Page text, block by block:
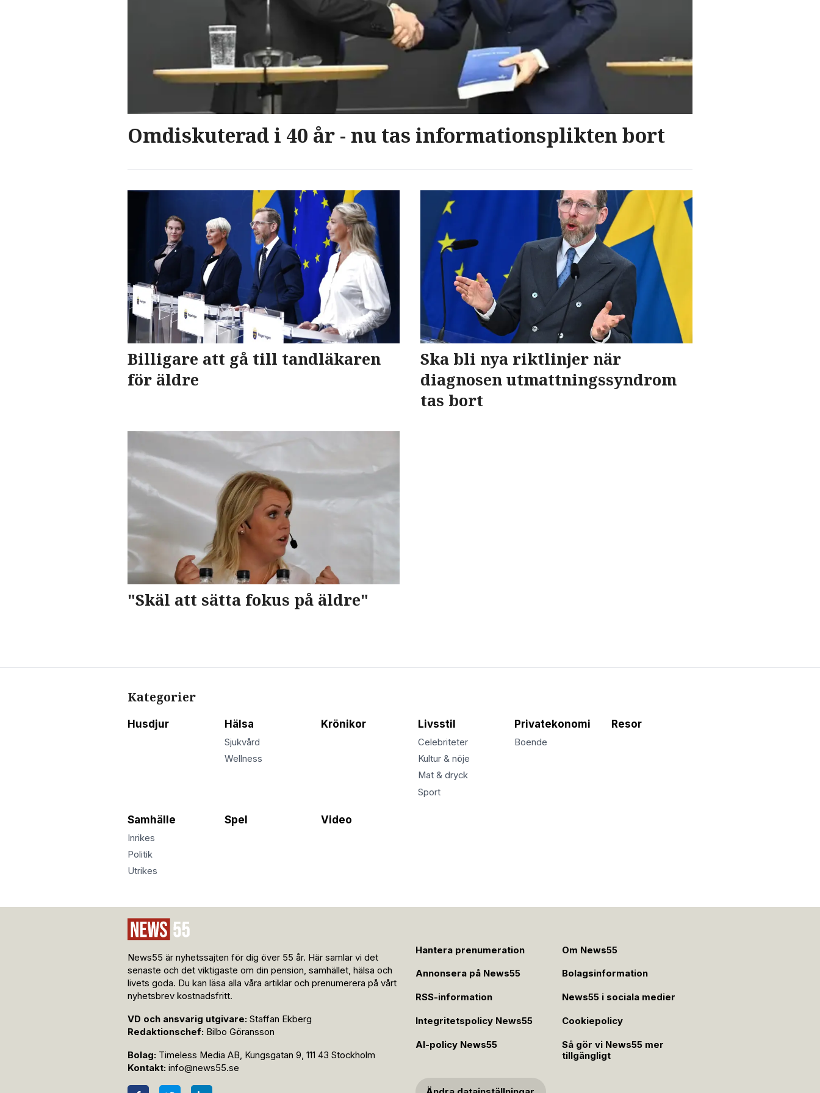
Omdiskuterad i 40 år - nu tas informationsplikten bort
Billigare att gå till tandläkaren
för äldre
Ska bli nya riktlinjer när
diagnosen utmattningssyndrom
tas bort
"Skäl att sätta fokus på äldre"
Kategorier
Husdjur Hälsa
Sjukvård
Wellness
Krönikor Livsstil
Celebriteter
Kultur & nöje
Mat & dryck
Sport
Privatekonomi
Boende
Resor
Samhälle
Inrikes
Politik
Utrikes
Spel Video
News55 är nyhetssajten för dig över 55 år. Här samlar vi det
senaste och det viktigaste om din pension, samhället, hälsa och
livets goda. Du kan läsa alla våra artiklar och prenumerera på vårt
nyhetsbrev kostnadsfritt.
VD och ansvarig utgivare: Staffan Ekberg
Redaktionschef: Bilbo Göransson
Bolag: Timeless Media AB, Kungsgatan 9, 111 43 Stockholm
Kontakt: info@news55.se
Hantera prenumeration Om News55
Annonsera på News55 Bolagsinformation
RSS-information News55 i sociala medier
Integritetspolicy News55 Cookiepolicy
AI-policy News55
Så gör vi News55 mer
tillgängligt